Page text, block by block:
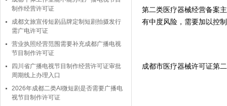
制作经营许可证
成都文旅宣传短剧品牌定制短剧拍摄发行
需广电许可证
营业执照经营范围需要补充成都广播电视
节目制作许可证
四川省广播电视节目制作经营许可证审批
周期线上办理入口
2026年成都二类AI微短剧是否需要广播电
视节目制作许可证
第二类医疗器械经营备案
有中度风险，需要加以控
成都市医疗器械许可证第